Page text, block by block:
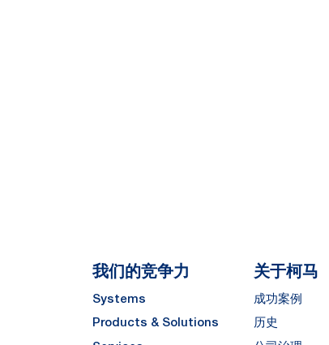
我们的竞争力
Systems
Products & Solutions
关于柯马
成功案例
历史